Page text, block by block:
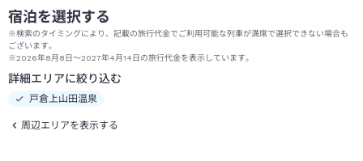
宿泊を選択する
※検索のタイミングにより、記載の旅行代金でご利用可能な列車が満席で選択できない場合も
ございます。
※2026年8月8日～2027年4月14日の旅行代金を表示しています。
詳細エリアに絞り込む
戸倉上山田温泉
周辺エリアを表示する